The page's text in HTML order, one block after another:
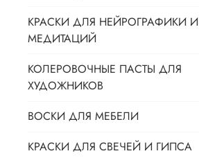
КРАСКИ ДЛЯ НЕЙРОГРАФИКИ И
МЕДИТАЦИЙ
КОЛЕРОВОЧНЫЕ ПАСТЫ ДЛЯ
ХУДОЖНИКОВ
ВОСКИ ДЛЯ МЕБЕЛИ
КРАСКИ ДЛЯ СВЕЧЕЙ И ГИПСА